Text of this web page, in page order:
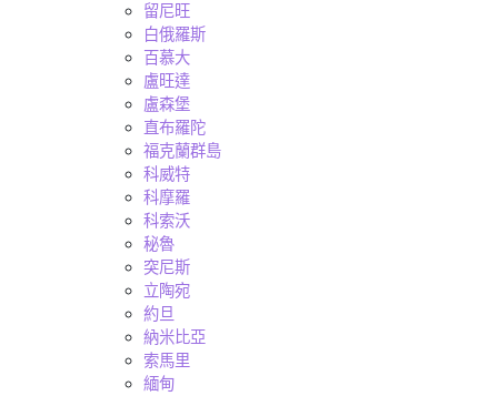
留尼旺
白俄羅斯
百慕大
盧旺達
盧森堡
直布羅陀
福克蘭群島
科威特
科摩羅
科索沃
秘魯
突尼斯
立陶宛
約旦
納米比亞
索馬里
緬甸